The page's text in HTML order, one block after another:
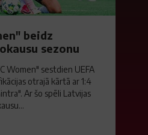
beidz
sezonu
Women" sestdien UEFA
otrajā kārtā ar 1:4
Ar šo spēli Latvijas